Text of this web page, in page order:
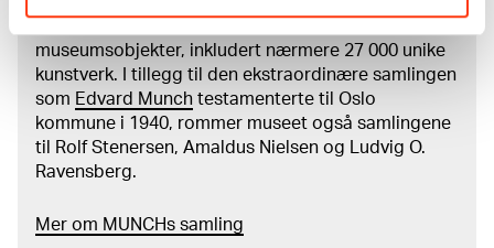
museumsobjekter, inkludert nærmere 27 000 unike
kunstverk. I tillegg til den ekstraordinære samlingen
som Edvard Munch testamenterte til Oslo
kommune i 1940, rommer museet også samlingene
til Rolf Stenersen, Amaldus Nielsen og Ludvig O.
Ravensberg.
Mer om MUNCHs samling